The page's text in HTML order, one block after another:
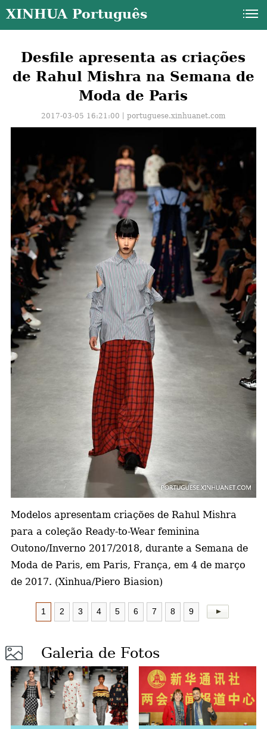
XINHUA Português
Desfile apresenta as criações
de Rahul Mishra na Semana de
Moda de Paris
2017-03-05 16:21:00丨portuguese.xinhuanet.com
Modelos apresentam criações de Rahul Mishra
para a coleção Ready-to-Wear feminina
Outono/Inverno 2017/2018, durante a Semana de
Moda de Paris, em Paris, França, em 4 de março
de 2017. (Xinhua/Piero Biasion)
1 2 3 4 5 6 7 8 9
Galeria de Fotos